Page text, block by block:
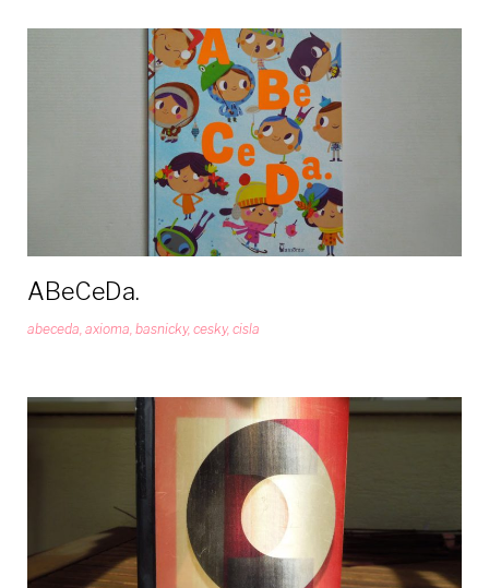
ABeCeDa.
abeceda, axioma, basnicky, cesky, cisla